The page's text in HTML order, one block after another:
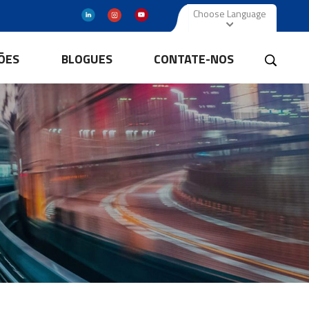
Choose Language
BLOGUES CONTATE-NOS